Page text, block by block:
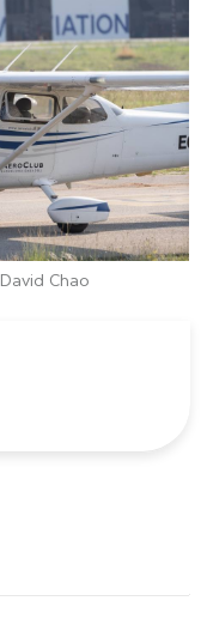
David Chao